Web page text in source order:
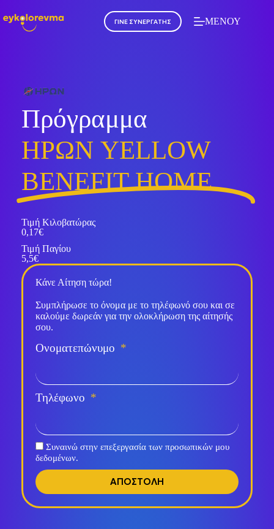
ΓΙΝΕ ΣΥΝΕΡΓΑΤΗΣ ΜΕΝΟΥ
Πρόγραμμα
ΗΡΩΝ YELLOW
BENEFIT HOME
Τιμή Κιλοβατώρας
0,17€
Τιμή Παγίου
5,5€
Κάνε Αίτηση τώρα!
Συμπλήρωσε το όνομα με το τηλέφωνό σου και σε
καλούμε δωρεάν για την ολοκλήρωση της αίτησής
σου.
Ονοματεπώνυμο
Τηλέφωνο
Συναινώ στην επεξεργασία των προσωπικών μου
δεδομένων.
ΑΠΟΣΤΟΛΗ